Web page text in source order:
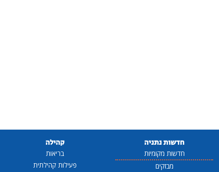
חדשות נתניה
חדשות מקומיות
מבזקים
קהילה
בריאות
פעילות קהילתית